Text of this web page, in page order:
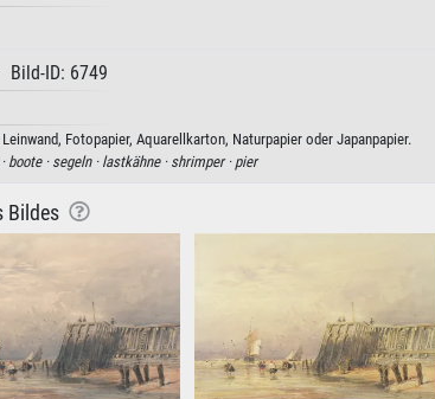
Bild-ID: 6749
Fotopapier, Aquarellkarton, Naturpapier oder Japanpapier.
boote · segeln · lastkähne · shrimper · pier
Bildes